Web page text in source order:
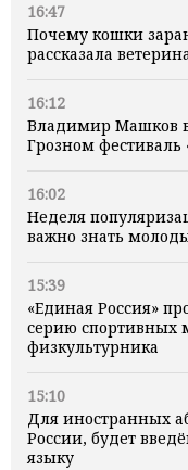
16:47
Почему кошки
рассказала
16:12
Владимир Машков
Грозном
16:02
Неделя
важно знать
15:39
«Единая Россия»
серию спортивных
физкультурника
15:10
Для иностранных
России, будет
языку